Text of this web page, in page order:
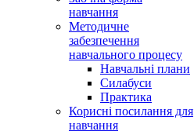
навчання
Методичне
забезпечення
навчального процесу
Навчальні плани
Силабуси
Практика
Корисні посилання для
навчання